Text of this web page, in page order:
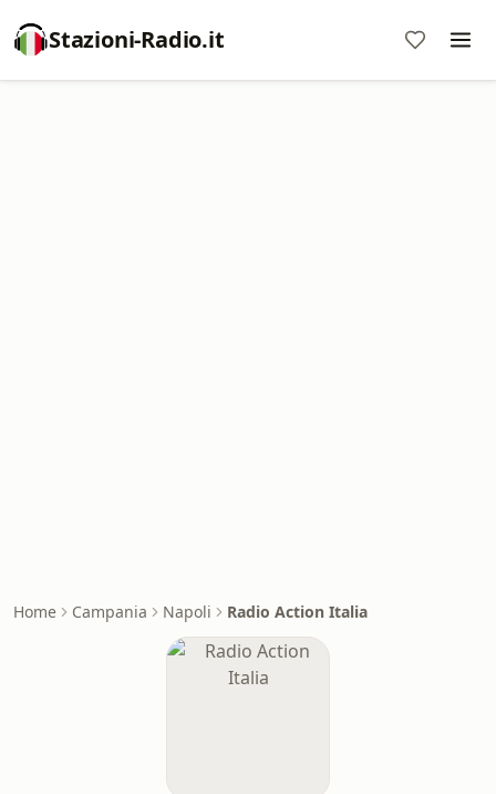
Stazioni-Radio.it
Home Campania Napoli Radio Action Italia